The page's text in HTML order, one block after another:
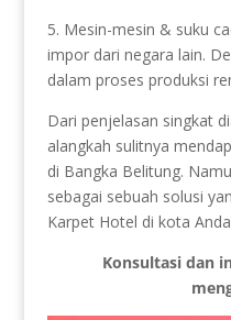
5. Mesin-mesin & suku
impor dari negara lain.
dalam proses produksi
Dari penjelasan singkat
alangkah sulitnya
di Bangka Belitung.
sebagai sebuah solusi
Karpet Hotel di kota
Konsultasi dan